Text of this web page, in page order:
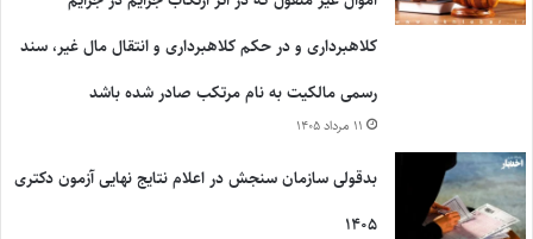
کلاهبرداری و در حکم کلاهبرداری و انتقال مال غیر، سند
رسمی مالکیت به نام مرتکب صادر شده باشد
۱۱ مرداد ۱۴۰۵
بدقولی سازمان سنجش در اعلام نتایج نهایی آزمون دکتری
۱۴۰۵